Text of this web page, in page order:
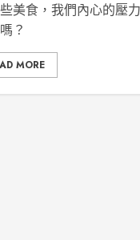
美食，我們內心的壓
？
MORE